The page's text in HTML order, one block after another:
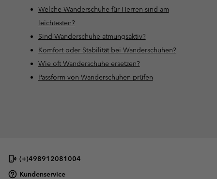
Welche Wanderschuhe für Herren sind am
leichtesten?
Sind Wanderschuhe atmungsaktiv?
Komfort oder Stabilität bei Wanderschuhen?
Wie oft Wanderschuhe ersetzen?
Passform von Wanderschuhen prüfen
(+)498912081004
Kundenservice